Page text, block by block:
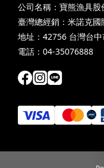
公司名稱：寶熊漁具股
臺灣總經銷：米諾克國
地址：42756 台灣台
電話：04-35076888